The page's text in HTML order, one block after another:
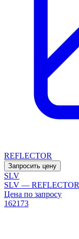
REFLECTOR
Запросить цену
SLV
SLV — REFLECTOR
Цена по запросу
162173